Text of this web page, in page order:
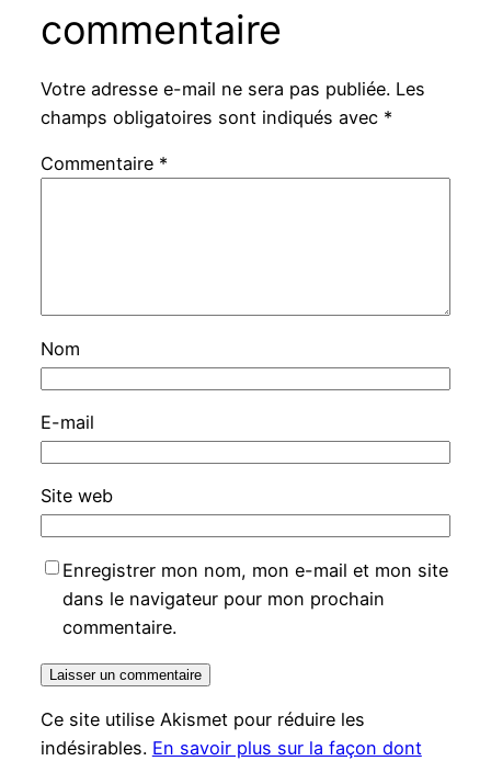
commentaire
Votre adresse e-mail ne sera pas publiée. Les
champs obligatoires sont indiqués avec *
Commentaire *
Nom
E-mail
Site web
Enregistrer mon nom, mon e-mail et mon site
dans le navigateur pour mon prochain
commentaire.
Ce site utilise Akismet pour réduire les
indésirables. En savoir plus sur la façon dont